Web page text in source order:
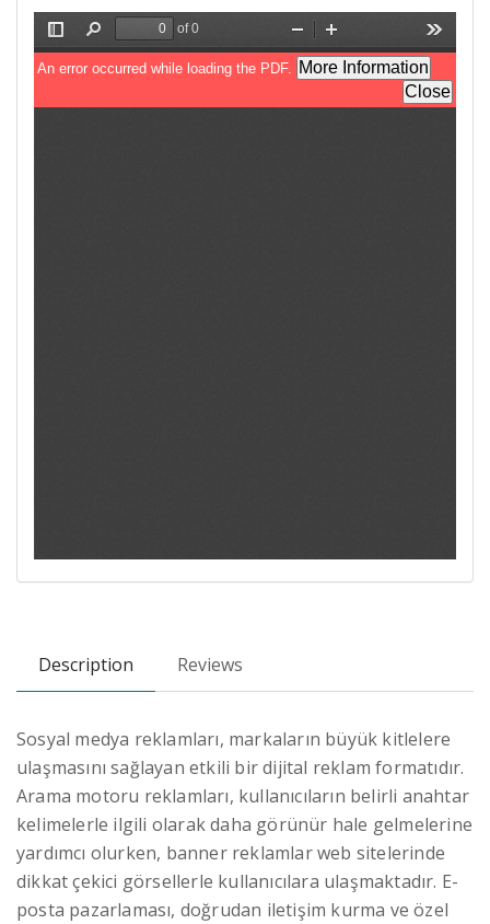
Description Reviews
Sosyal medya reklamları, markaların büyük kitlelere
ulaşmasını sağlayan etkili bir dijital reklam formatıdır.
Arama motoru reklamları, kullanıcıların belirli anahtar
kelimelerle ilgili olarak daha görünür hale gelmelerine
yardımcı olurken, banner reklamlar web sitelerinde
dikkat çekici görsellerle kullanıcılara ulaşmaktadır. E-
posta pazarlaması, doğrudan iletişim kurma ve özel